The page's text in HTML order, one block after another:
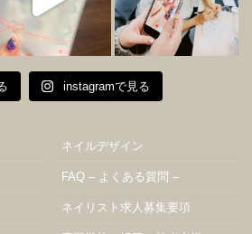
instagramで見る
ネイルデザイン
FAQ – よくある質問 –
ネイリスト求人募集要項